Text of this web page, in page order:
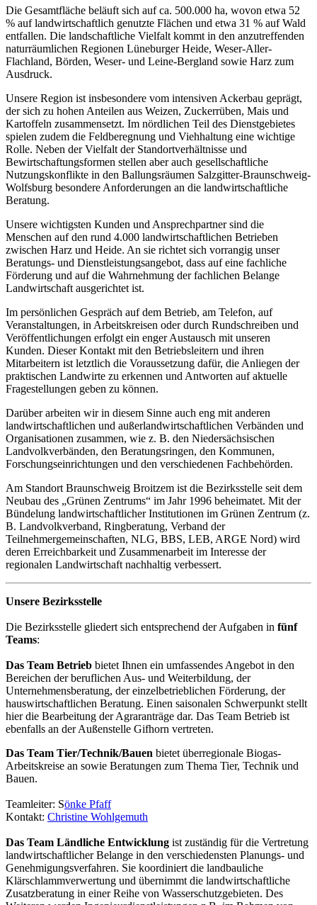
Die Gesamtfläche beläuft sich auf ca. 500.000 ha, wovon etwa 52
% auf landwirtschaftlich genutzte Flächen und etwa 31 % auf Wald
entfallen. Die landschaftliche Vielfalt kommt in den anzutreffenden
naturräumlichen Regionen Lüneburger Heide, Weser-Aller-
Flachland, Börden, Weser- und Leine-Bergland sowie Harz zum
Ausdruck.
Unsere Region ist insbesondere vom intensiven Ackerbau geprägt,
der sich zu hohen Anteilen aus Weizen, Zuckerrüben, Mais und
Kartoffeln zusammensetzt. Im nördlichen Teil des Dienstgebietes
spielen zudem die Feldberegnung und Viehhaltung eine wichtige
Rolle. Neben der Vielfalt der Standortverhältnisse und
Bewirtschaftungsformen stellen aber auch gesellschaftliche
Nutzungskonflikte in den Ballungsräumen Salzgitter-Braunschweig-
Wolfsburg besondere Anforderungen an die landwirtschaftliche
Beratung.
Unsere wichtigsten Kunden und Ansprechpartner sind die
Menschen auf den rund 4.000 landwirtschaftlichen Betrieben
zwischen Harz und Heide. An sie richtet sich vorrangig unser
Beratungs- und Dienstleistungsangebot, dass auf eine fachliche
Förderung und auf die Wahrnehmung der fachlichen Belange
Landwirtschaft ausgerichtet ist.
Im persönlichen Gespräch auf dem Betrieb, am Telefon, auf
Veranstaltungen, in Arbeitskreisen oder durch Rundschreiben und
Veröffentlichungen erfolgt ein enger Austausch mit unseren
Kunden. Dieser Kontakt mit den Betriebsleitern und ihren
Mitarbeitern ist letztlich die Voraussetzung dafür, die Anliegen der
praktischen Landwirte zu erkennen und Antworten auf aktuelle
Fragestellungen geben zu können.
Darüber arbeiten wir in diesem Sinne auch eng mit anderen
landwirtschaftlichen und außerlandwirtschaftlichen Verbänden und
Organisationen zusammen, wie z. B. den Niedersächsischen
Landvolkverbänden, den Beratungsringen, den Kommunen,
Forschungseinrichtungen und den verschiedenen Fachbehörden.
Am Standort Braunschweig Broitzem ist die Bezirksstelle seit dem
Neubau des „Grünen Zentrums“ im Jahr 1996 beheimatet. Mit der
Bündelung landwirtschaftlicher Institutionen im Grünen Zentrum (z.
B. Landvolkverband, Ringberatung, Verband der
Teilnehmergemeinschaften, NLG, BBS, LEB, ARGE Nord) wird
deren Erreichbarkeit und Zusammenarbeit im Interesse der
regionalen Landwirtschaft nachhaltig verbessert.
Unsere Bezirksstelle
Die Bezirksstelle gliedert sich entsprechend der Aufgaben in fünf
Teams:
Das Team Betrieb bietet Ihnen ein umfassendes Angebot in den
Bereichen der beruflichen Aus- und Weiterbildung, der
Unternehmensberatung, der einzelbetrieblichen Förderung, der
hauswirtschaftlichen Beratung. Einen saisonalen Schwerpunkt stellt
hier die Bearbeitung der Agraranträge dar. Das Team Betrieb ist
ebenfalls an der Außenstelle Gifhorn vertreten.
Das Team Tier/Technik/Bauen bietet überregionale Biogas-
Arbeitskreise an sowie Beratungen zum Thema Tier, Technik und
Bauen.
Teamleiter: Sönke Pfaff
Kontakt: Christine Wohlgemuth
Das Team Ländliche Entwicklung ist zuständig für die Vertretung
landwirtschaftlicher Belange in den verschiedensten Planungs- und
Genehmigungsverfahren. Sie koordiniert die landbauliche
Klärschlammverwertung und übernimmt die landwirtschaftliche
Zusatzberatung in einer Reihe von Wasserschutzgebieten. Des